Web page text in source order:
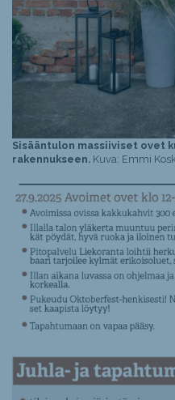
Sisääntulon massiiviset ovet
rakennukseen. Kuva: Emmi